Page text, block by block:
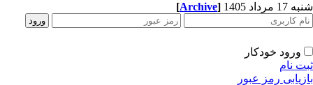
مرداد 1405 [Archive]
ورود خودکار
نام
رمز عبور